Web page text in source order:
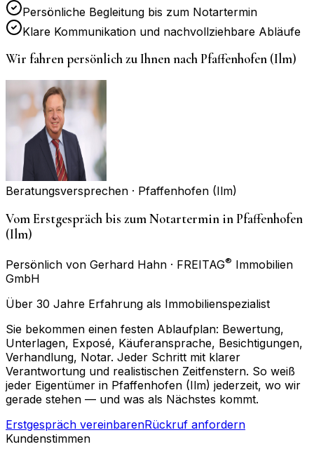
Persönliche Begleitung bis zum Notartermin
Klare Kommunikation und nachvollziehbare Abläufe
Wir fahren persönlich zu Ihnen nachPfaffenhofen (Ilm)
Beratungsversprechen · Pfaffenhofen (Ilm)
Vom Erstgespräch bis zum Notartermin in Pfaffenhofen
(Ilm)
Persönlich von Gerhard Hahn · FREITAG® Immobilien
GmbH
Über 30 Jahre Erfahrung als Immobilienspezialist
Sie bekommen einen festen Ablaufplan: Bewertung,
Unterlagen, Exposé, Käuferansprache, Besichtigungen,
Verhandlung, Notar. Jeder Schritt mit klarer
Verantwortung und realistischen Zeitfenstern. So weiß
jeder Eigentümer in Pfaffenhofen (Ilm) jederzeit, wo wir
gerade stehen — und was als Nächstes kommt.
Erstgespräch vereinbarenRückruf anfordern
Kundenstimmen